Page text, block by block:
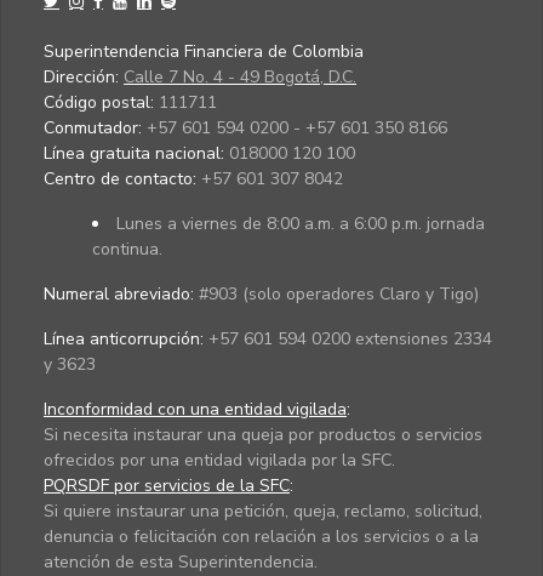
Superintendencia Financiera de Colombia
Dirección: Calle 7 No. 4 - 49 Bogotá, D.C.
Código postal: 111711
Conmutador: +57 601 594 0200 - +57 601 350 8166
Línea gratuita nacional: 018000 120 100
Centro de contacto: +57 601 307 8042
Lunes a viernes de 8:00 a.m. a 6:00 p.m. jornada
continua.
Numeral abreviado: #903 (solo operadores Claro y Tigo)
Línea anticorrupción: +57 601 594 0200 extensiones 2334
y 3623
Inconformidad con una entidad vigilada:
Si necesita instaurar una queja por productos o servicios
ofrecidos por una entidad vigilada por la SFC.
PQRSDF por servicios de la SFC:
Si quiere instaurar una petición, queja, reclamo, solicitud,
denuncia o felicitación con relación a los servicios o a la
atención de esta Superintendencia.